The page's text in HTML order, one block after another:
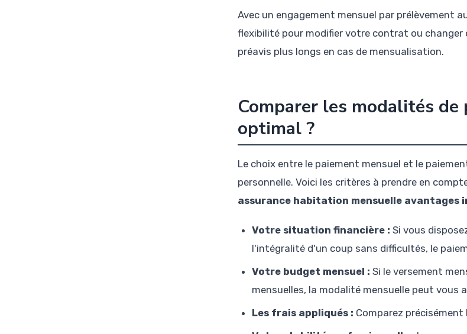
Avec un engagement mensuel par prélèvement
flexibilité pour modifier votre contrat ou
préavis plus longs en cas de mensualisation.
Comparer les modalités
optimal ?
Le choix entre le paiement mensuel et le
personnelle. Voici les critères à prendre en
assurance habitation mensuelle avantages
Votre situation financière : Si vous
l'intégralité d'un coup sans difficultés, le
Votre budget mensuel : Si le versement
mensuelles, la modalité mensuelle peut vous
Les frais appliqués : Comparez